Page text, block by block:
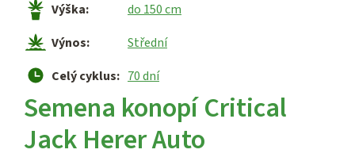
Hašiš
Kratom
Semena konopí Critical
Jack Herer Auto
Výška:
do 150 cm
Výnos:
Střední
Celý cyklus: 70 dní